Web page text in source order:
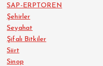
SAP-ERPTOREN
Şehirler
Seyahat
Şifalı Bitkiler
Siirt
Sinop